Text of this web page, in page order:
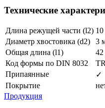
Технические
Длина режущей части (l2)
Диаметр хвостовика (d2)
3
Общая длина (l1)
Код формы по DIN 8032
Припаянные
✓
Покрытие
Продукция